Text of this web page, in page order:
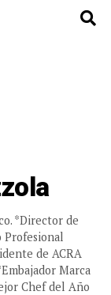
*Director de
Profesional
de ACRA
Marca
Chef del Año